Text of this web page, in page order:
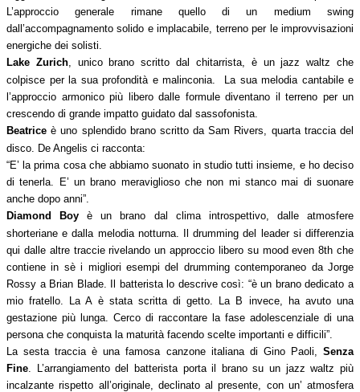
L’approccio generale rimane quello di un medium swing
dall’accompagnamento solido e implacabile, terreno per le improvvisazioni
energiche dei solisti.
Lake Zurich, unico brano scritto dal chitarrista, è un jazz waltz che
colpisce per la sua profondità e malinconia. La sua melodia cantabile e
l’approccio armonico più libero dalle formule diventano il terreno per un
crescendo di grande impatto guidato dal sassofonista.
Beatriceè uno splendido brano scritto da Sam Rivers, quarta traccia del
disco. De Angelis ci racconta:
“E’ la prima cosa che abbiamo suonato in studio tutti insieme, e ho deciso
di tenerla. E’ un brano meraviglioso che non mi stanco mai di suonare
anche dopo anni”.
Diamond Boyè un brano dal clima introspettivo, dalle atmosfere
shorteriane e dalla melodia notturna. Il drumming del leader si differenzia
qui dalle altre traccie rivelando un approccio libero su mood even 8th che
contiene in sè i migliori esempi del drumming contemporaneo da Jorge
Rossy a Brian Blade. Il batterista lo descrive così: “è un brano dedicato a
mio fratello. La A è stata scritta di getto. La B invece, ha avuto una
gestazione più lunga. Cerco di raccontare la fase adolescenziale di una
persona che conquista la maturità facendo scelte importanti e difficili”.
La sesta traccia è una famosa canzone italiana di Gino Paoli, Senza
Fine . L’arrangiamento del batterista porta il brano su un jazz waltz più
incalzante rispetto all’originale, declinato al presente, con un’ atmosfera